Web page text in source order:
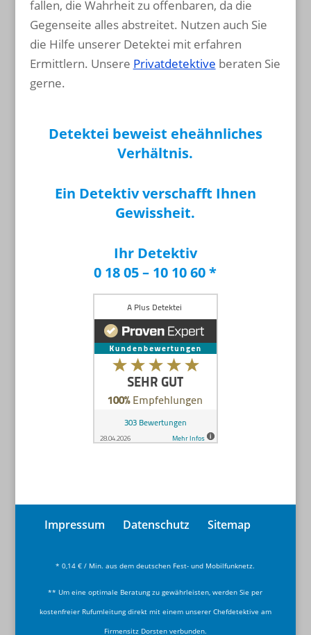
fallen, die Wahrheit zu offenbaren, da die
Gegenseite alles abstreitet. Nutzen auch Sie
die Hilfe unserer Detektei mit erfahren
Ermittlern. Unsere Privatdetektive beraten Sie
gerne.
Detektei beweist eheähnliches
Verhältnis.
Ein Detektiv verschafft Ihnen
Gewissheit.
Ihr Detektiv
0 18 05 – 10 10 60 *
Impressum Datenschutz Sitemap
* 0,14 € / Min. aus dem deutschen Fest- und Mobilfunknetz.
** Um eine optimale Beratung zu gewährleisten, werden Sie per
kostenfreier Rufumleitung direkt mit einem unserer Chefdetektive am
Firmensitz Dorsten verbunden.